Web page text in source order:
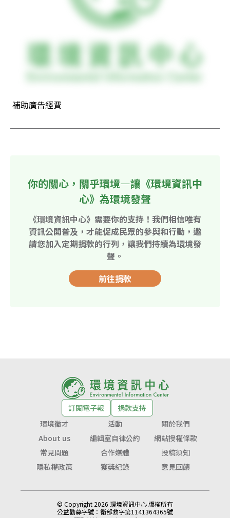
補助廣告經費
你的關心，關乎環境—讓《環境資訊中
心》為環境發聲
《環境資訊中心》需要你的支持！我們相信唯有
資訊公開普及，才能促成民眾的參與和行動，邀
請您加入定期捐款的行列，讓我們持續為環境發
聲。
前往捐款
訂閱電子報
捐款支持
環境徵才
活動
關於我們
About us
編輯室自律公約
網站授權條款
常見問題
合作媒體
投稿須知
隱私權政策
獲獎紀錄 意見回饋
© Copyright 2026 環境資訊中心 版權所有
公益勸募字號： 衛部救字第1141364365號